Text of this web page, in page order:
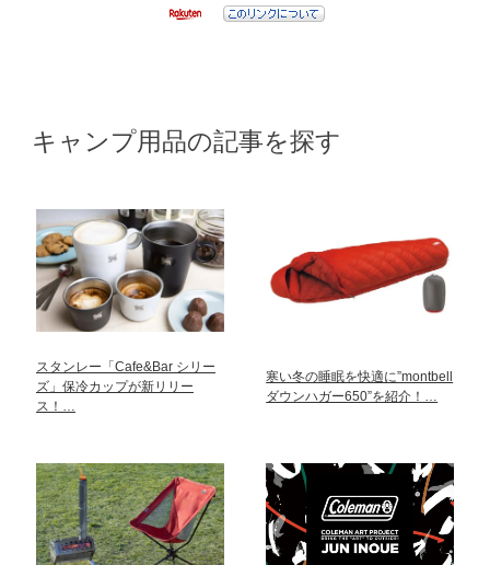
キャンプ用品の記事を探す
スタンレー「Cafe&Bar シリー
ズ」保冷カップが新リリー
ス！…
寒い冬の睡眠を快適に”montbell
ダウンハガー650”を紹介！…